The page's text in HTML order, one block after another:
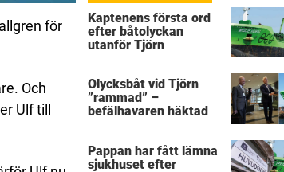
för
Och
Ulf till
Kaptenens första ord
efter båtolyckan
utanför Tjörn
Olycksbåt vid Tjörn
”rammad” –
befälhavaren häktad
Pappan har fått lämna
sjukhuset efter